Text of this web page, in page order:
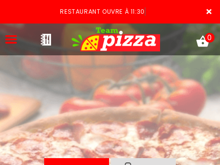
×
RESTAURANT OUVRE À 11:30
ACCUEIL
LA CARTE
VOTRE COMPTE
0